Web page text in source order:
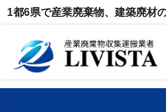
1都6県で産業廃棄物、建築廃材